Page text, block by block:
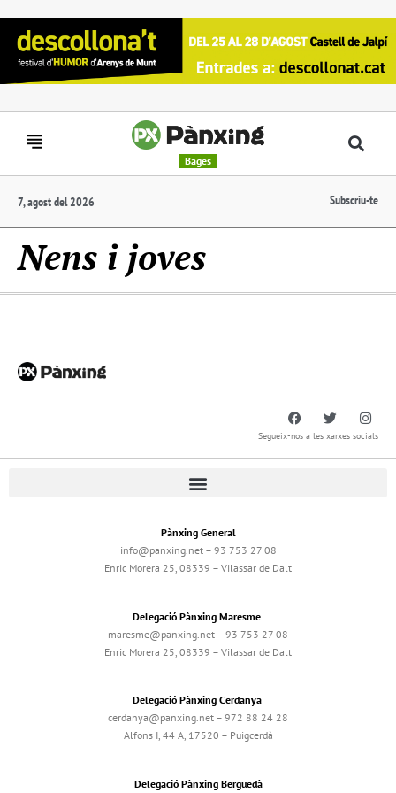
Bages
7, agost del 2026 Subscriu-te
Nens i joves
Segueix-nos a les xarxes socials
Pànxing General
info@panxing.net – 93 753 27 08
Enric Morera 25, 08339 – Vilassar de Dalt
Delegació Pànxing Maresme
maresme@panxing.net – 93 753 27 08
Enric Morera 25, 08339 – Vilassar de Dalt
Delegació Pànxing Cerdanya
cerdanya@panxing.net – 972 88 24 28
Alfons I, 44 A, 17520 – Puigcerdà
Delegació Pànxing Berguedà